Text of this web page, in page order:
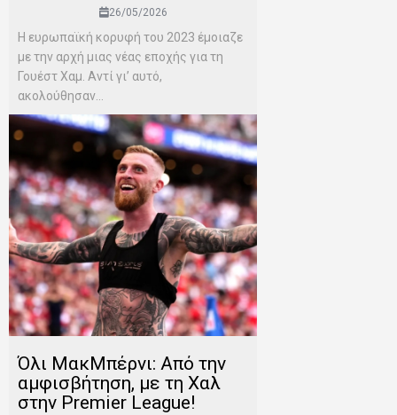
26/05/2026
Η ευρωπαϊκή κορυφή του 2023 έμοιαζε
με την αρχή μιας νέας εποχής για τη
Γουέστ Χαμ. Αντί γι’ αυτό,
ακολούθησαν...
Όλι ΜακΜπέρνι: Aπό την
αμφισβήτηση, με τη Χαλ
στην Premier League!